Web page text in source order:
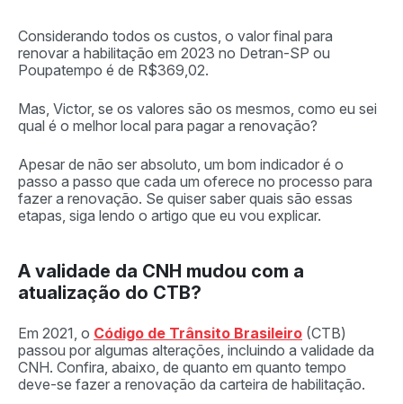
Considerando todos os custos, o valor final para
renovar a habilitação em 2023 no Detran-SP ou
Poupatempo é de R$369,02.
Mas, Victor, se os valores são os mesmos, como eu sei
qual é o melhor local para pagar a renovação?
Apesar de não ser absoluto, um bom indicador é o
passo a passo que cada um oferece no processo para
fazer a renovação. Se quiser saber quais são essas
etapas, siga lendo o artigo que eu vou explicar.
A validade da CNH mudou com a
atualização do CTB?
Em 2021, o Código de Trânsito Brasileiro (CTB)
passou por algumas alterações, incluindo a validade da
CNH. Confira, abaixo, de quanto em quanto tempo
deve-se fazer a renovação da carteira de habilitação.